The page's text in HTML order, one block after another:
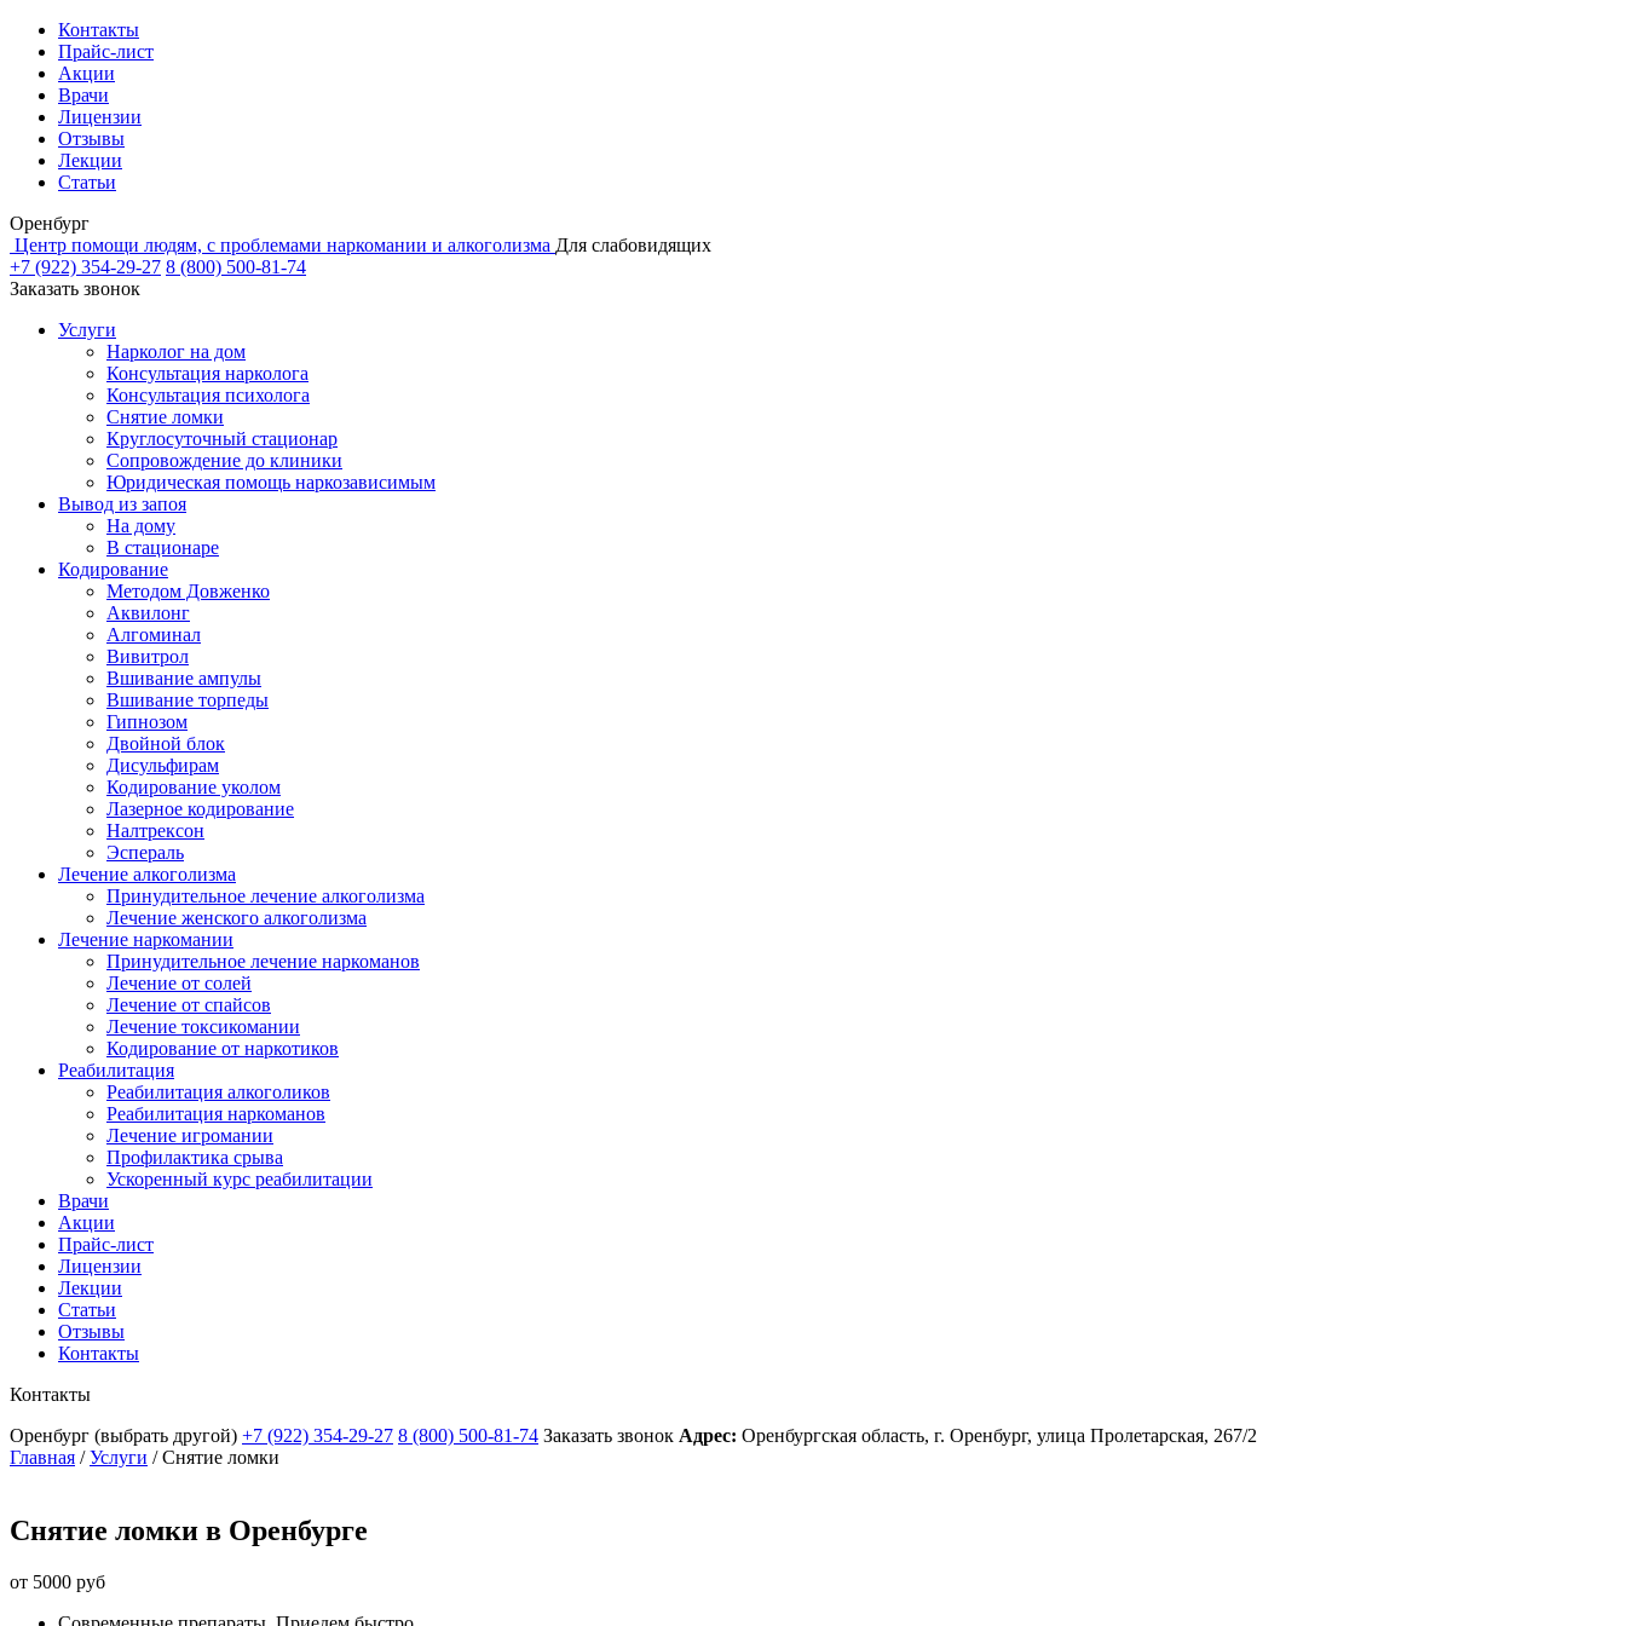
Контакты
Прайс-лист
Акции
Врачи
Лицензии
Отзывы
Лекции
Статьи
Оренбург
Центр помощи людям, с проблемами наркомании и алкоголизма Для слабовидящих
+7 (922) 354-29-27 8 (800) 500-81-74
Заказать звонок
Услуги
Нарколог на дом
Консультация нарколога
Консультация психолога
Снятие ломки
Круглосуточный стационар
Сопровождение до клиники
Юридическая помощь наркозависимым
Вывод из запоя
На дому
В стационаре
Кодирование
Методом Довженко
Аквилонг
Алгоминал
Вивитрол
Вшивание ампулы
Вшивание торпеды
Гипнозом
Двойной блок
Дисульфирам
Кодирование уколом
Лазерное кодирование
Налтрексон
Эспераль
Лечение алкоголизма
Принудительное лечение алкоголизма
Лечение женского алкоголизма
Лечение наркомании
Принудительное лечение наркоманов
Лечение от солей
Лечение от спайсов
Лечение токсикомании
Кодирование от наркотиков
Реабилитация
Реабилитация алкоголиков
Реабилитация наркоманов
Лечение игромании
Профилактика срыва
Ускоренный курс реабилитации
Врачи
Акции
Прайс-лист
Лицензии
Лекции
Статьи
Отзывы
Контакты
Контакты
Оренбург (выбрать другой) +7 (922) 354-29-27 8 (800) 500-81-74 Заказать звонок Адрес: Оренбургская область, г. Оренбург, улица Пролетарская, 267/2
Главная /Услуги /Снятие ломки
Снятие ломки в Оренбурге
от 5000 руб